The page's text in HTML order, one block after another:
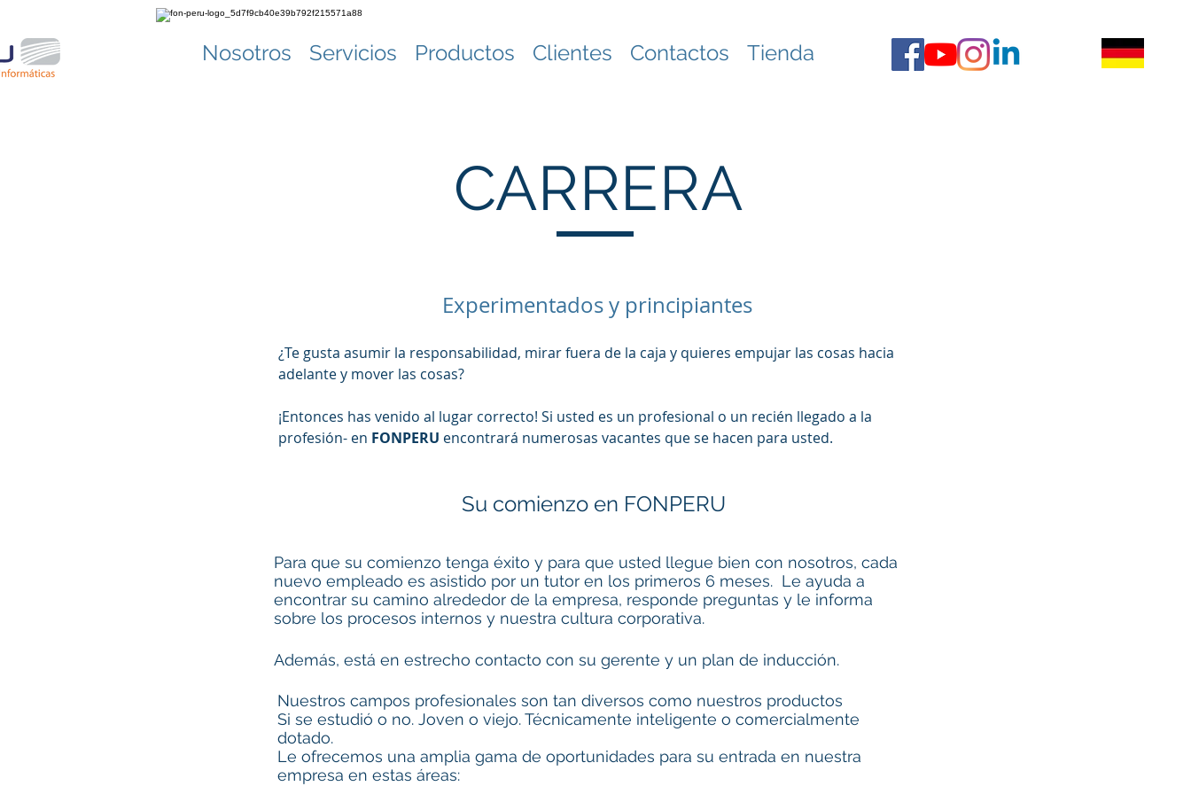
Nosotros Servicios Productos Clientes Contactos Tienda
CARRERA
Experimentados y principiantes
¿Te gusta asumir la responsabilidad, mirar fuera de la caja y quieres empujar las cosas hacia
adelante y mover las cosas?
¡Entonces has venido al lugar correcto! Si usted es un profesional o un recién llegado a la
profesión- en FONPERU encontrará numerosas vacantes que se hacen para usted.
Su comienzo en FONPERU
Para que su comienzo tenga éxito y para que usted llegue bien con nosotros, cada
nuevo empleado es asistido por un tutor en los primeros 6 meses. Le ayuda a
encontrar su camino alrededor de la empresa, responde preguntas y le informa
sobre los procesos internos y nuestra cultura corporativa.
Además, está en estrecho contacto con su gerente y un plan de inducción.
Nuestros campos profesionales son tan diversos como nuestros productos
Si se estudió o no. Joven o viejo. Técnicamente inteligente o comercialmente
dotado.
Le ofrecemos una amplia gama de oportunidades para su entrada en nuestra
empresa en estas áreas: